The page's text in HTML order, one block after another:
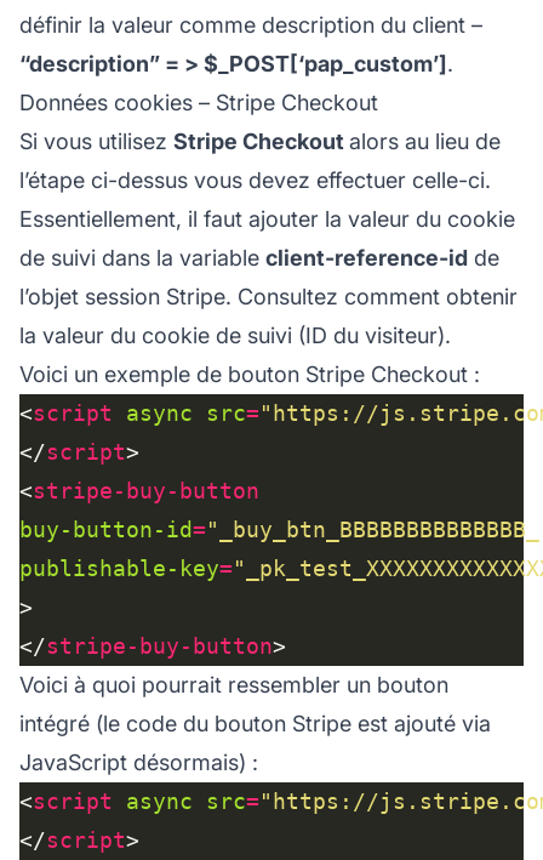
définir la valeur comme description du client –
“description” = > $_POST[‘pap_custom’].
Données cookies – Stripe Checkout
Si vous utilisez Stripe Checkout alors au lieu de
l’étape ci-dessus vous devez effectuer celle-ci.
Essentiellement, il faut ajouter la valeur du cookie
de suivi dans la variable client-reference-id de
l’objet session Stripe. Consultez comment obtenir
la valeur du cookie de suivi (ID du visiteur).
Voici un exemple de bouton Stripe Checkout :
<script async src="https://
</script
<stripe-buy-button
buy-button-id=
publishable-key=
</stripe-buy-button
Voici à quoi pourrait ressembler un bouton
intégré (le code du bouton Stripe est ajouté via
JavaScript désormais) :
<script async src="https://
</script